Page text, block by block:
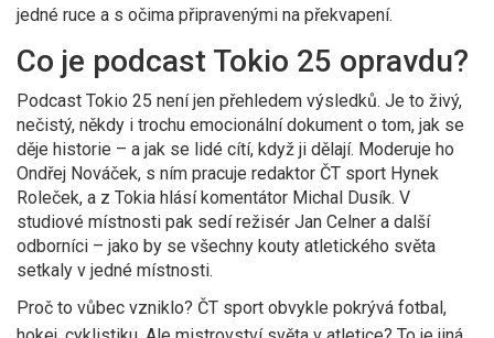
jedné ruce a s očima připravenými na překvapení.
Co je podcast Tokio 25 opravdu?
Podcast Tokio 25 není jen přehledem výsledků. Je to živý,
nečistý, někdy i trochu emocionální dokument o tom, jak se
děje historie – a jak se lidé cítí, když ji dělají. Moderuje ho
Ondřej Nováček, s ním pracuje redaktor ČT sport Hynek
Roleček, a z Tokia hlásí komentátor Michal Dusík. V
studiové místnosti pak sedí režisér Jan Celner a další
odborníci – jako by se všechny kouty atletického světa
setkaly v jedné místnosti.
Proč to vůbec vzniklo? ČT sport obvykle pokrývá fotbal,